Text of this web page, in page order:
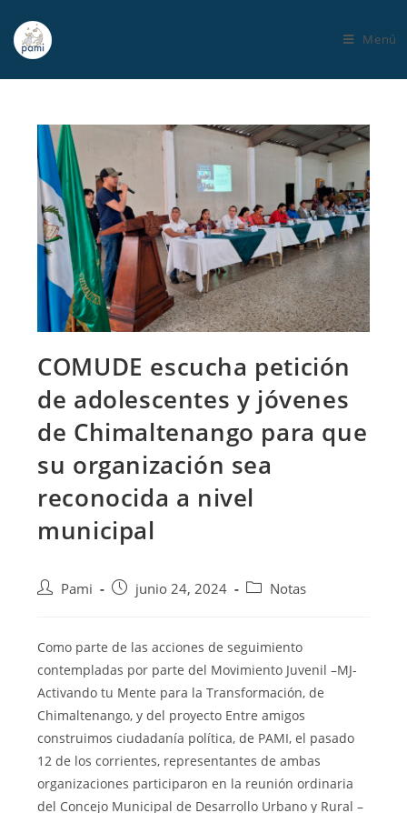
Menú
COMUDE escucha petición
de adolescentes y jóvenes
de Chimaltenango para que
su organización sea
reconocida a nivel
municipal
Pami junio 24, 2024 Notas
Como parte de las acciones de seguimiento
contempladas por parte del Movimiento Juvenil –MJ-
Activando tu Mente para la Transformación, de
Chimaltenango, y del proyecto Entre amigos
construimos ciudadanía política, de PAMI, el pasado
12 de los corrientes, representantes de ambas
organizaciones participaron en la reunión ordinaria
del Concejo Municipal de Desarrollo Urbano y Rural –